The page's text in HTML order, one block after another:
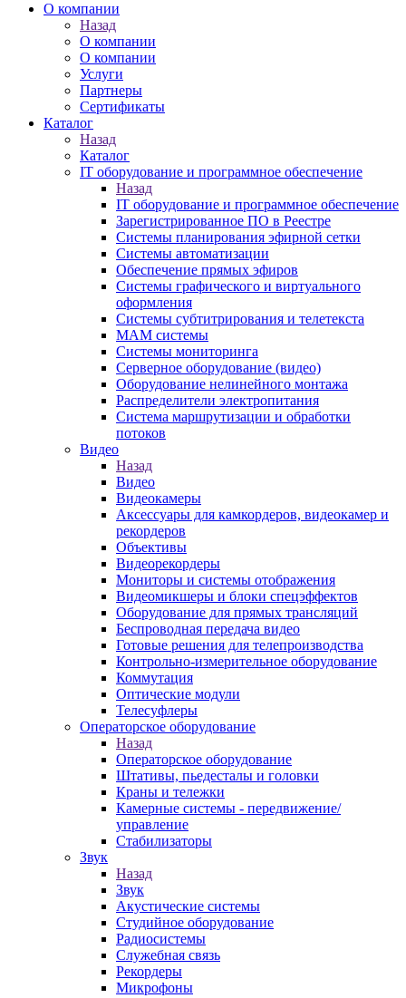
О компании
Назад
О компании
О компании
Услуги
Партнеры
Сертификаты
Каталог
Назад
Каталог
IT оборудование и программное обеспечение
Назад
IT оборудование и программное обеспечение
Зарегистрированное ПО в Реестре
Системы планирования эфирной сетки
Системы автоматизации
Обеспечение прямых эфиров
Системы графического и виртуального
оформления
Системы субтитрирования и телетекста
MAM системы
Системы мониторинга
Серверное оборудование (видео)
Оборудование нелинейного монтажа
Распределители электропитания
Система маршрутизации и обработки
потоков
Видео
Назад
Видео
Видеокамеры
Аксессуары для камкордеров, видеокамер и
рекордеров
Объективы
Видеорекордеры
Мониторы и системы отображения
Видеомикшеры и блоки спецэффектов
Оборудование для прямых трансляций
Беспроводная передача видео
Готовые решения для телепроизводства
Контрольно-измерительное оборудование
Коммутация
Оптические модули
Телесуфлеры
Операторское оборудование
Назад
Операторское оборудование
Штативы, пьедесталы и головки
Краны и тележки
Камерные системы - передвижение/
управление
Стабилизаторы
Звук
Назад
Звук
Акустические системы
Студийное оборудование
Радиосистемы
Служебная связь
Рекордеры
Микрофоны